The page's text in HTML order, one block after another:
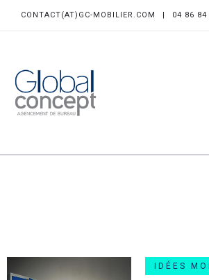
CONTACT(AT)GC-MOBILIER.COM | 04 86 84
IDÉES